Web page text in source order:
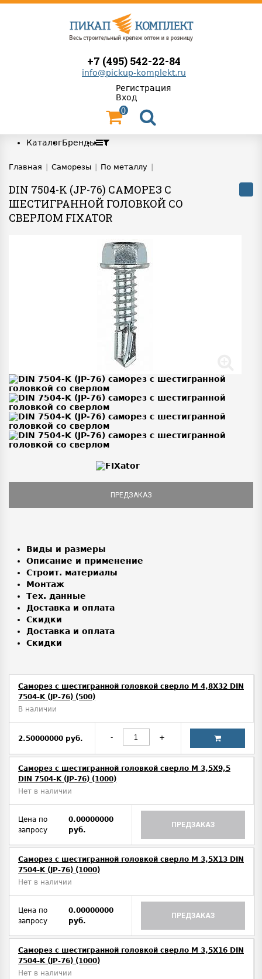
+7 (495) 542-22-84
info@pickup-komplekt.ru
Регистрация
Вход
0
КаталогБренды
Главная Саморезы По металлу
DIN 7504-K (JP-76) САМОРЕЗ С
ШЕСТИГРАННОЙ ГОЛОВКОЙ СО
СВЕРЛОМ FIXATOR
ПРЕДЗАКАЗ
Виды и размеры
Описание и применение
Строит. материалы
Монтаж
Тех. данные
Доставка и оплата
Скидки
Доставка и оплата
Скидки
Саморез с шестигранной головкой сверло М 4,8Х32 DIN
7504-K (JP-76) (500)
В наличии
2.50000000 руб. - +
Саморез с шестигранной головкой сверло М 3,5Х9,5
DIN 7504-K (JP-76) (1000)
Нет в наличии
Цена по
запросу
0.00000000
руб.
ПРЕДЗАКАЗ
Саморез с шестигранной головкой сверло М 3,5Х13 DIN
7504-K (JP-76) (1000)
Нет в наличии
Цена по
запросу
0.00000000
руб.
ПРЕДЗАКАЗ
Саморез с шестигранной головкой сверло М 3,5Х16 DIN
7504-K (JP-76) (1000)
Нет в наличии